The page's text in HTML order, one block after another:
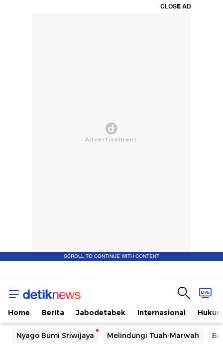
CLOSE AD
SCROLL TO CONTINUE WITH CONTENT
Home Berita Jabodetabek Internasional Hukum
Nyago Bumi Sriwijaya Melindungi Tuah-Marwah